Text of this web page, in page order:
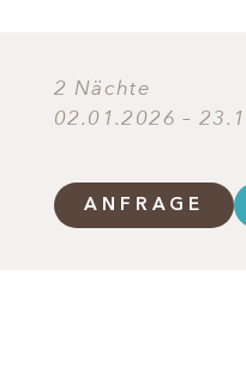
2 Nächte
02.01.2026 –
ANFRAGE